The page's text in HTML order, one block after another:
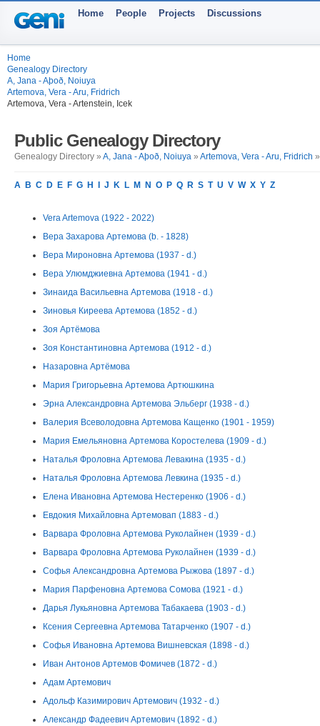
Home People Projects Discussions
Home
Genealogy Directory
A, Jana - Aþoð, Noiuya
Artemova, Vera - Aru, Fridrich
Artemova, Vera - Artenstein, Icek
Public Genealogy Directory
Genealogy Directory » A, Jana - Aþoð, Noiuya » Artemova, Vera - Aru, Fridrich
A B C D E F G H J K L M N O P Q R S T U V W X Y Z
Vera Artemova (1922 - 2022)
Вера Захарова Артемова (b. - 1828)
Вера Мироновна Артемова (1937 - d.)
Вера Улюмджиевна Артемова (1941 - d.)
Зинаида Васильевна Артемова (1918 - d.)
Зиновья Киреева Артемова (1852 - d.)
Зоя Артёмова
Зоя Константиновна Артемова (1912 - d.)
Назаровна Артёмова
Мария Григорьевна Артемова Артюшкина
Эрна Александровна Артемова Эльберг (1938 - d.)
Валерия Всеволодовна Артемова Кащенко (1901 - 1959)
Мария Емельяновна Артемова Коростелева (1909 - d.)
Наталья Фроловна Артемова Левакина (1935 - d.)
Наталья Фроловна Артемова Левкина (1935 - d.)
Елена Ивановна Артемова Нестеренко (1906 - d.)
Евдокия Михайловна Артемовап (1883 - d.)
Варвара Фроловна Артемова Руколайнен (1939 - d.)
Варвара Фроловна Артемова Руколайнен (1939 - d.)
Софья Александровна Артемова Рыжова (1897 - d.)
Мария Парфеновна Артемова Сомова (1921 - d.)
Дарья Лукьяновна Артемова Табакаева (1903 - d.)
Ксения Сергеевна Артемова Татарченко (1907 - d.)
Софья Ивановна Артемова Вишневская (1898 - d.)
Иван Антонов Артемов Фомичев (1872 - d.)
Адам Артемович
Адольф Казимирович Артемович (1932 - d.)
Александр Фадеевич Артемович (1892 - d.)